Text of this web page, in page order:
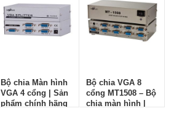
Bộ chia Màn hình
VGA 4 cổng | Sản
phẩm chính hãng
Bộ chia VGA 8
cổng MT1508 – Bộ
chia màn hình |